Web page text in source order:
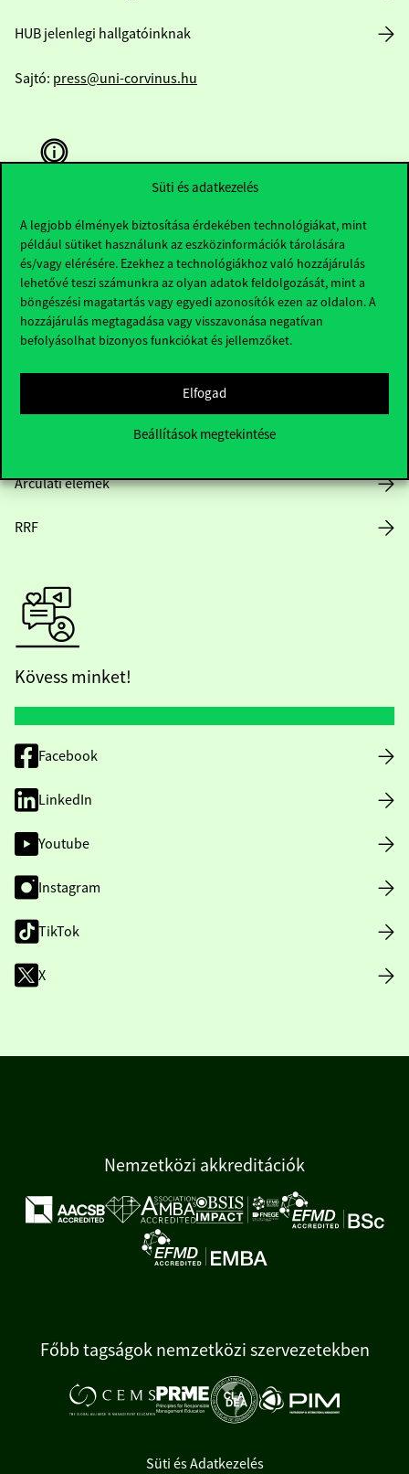
Süti és adatkezelés
A legjobb élmények biztosítása érdekében technológiákat, mint
például sütiket használunk az eszközinformációk tárolására
és/vagy elérésére. Ezekhez a technológiákhoz való hozzájárulás
lehetővé teszi számunkra az olyan adatok feldolgozását, mint a
böngészési magatartás vagy egyedi azonosítók ezen az oldalon. A
hozzájárulás megtagadása vagy visszavonása negatívan
befolyásolhat bizonyos funkciókat és jellemzőket.
Elfogad
Beállítások megtekintése
HUB jelenlegi hallgatóinknak
Sajtó: press@uni-corvinus.hu
Hasznos linkek
Nyitvatartás
Házirend
Arculati elemek
RRF
Kövess minket!
Facebook
LinkedIn
Youtube
Instagram
TikTok
X
Nemzetközi akkreditációk
Főbb tagságok nemzetközi szervezetekben
Süti és Adatkezelés